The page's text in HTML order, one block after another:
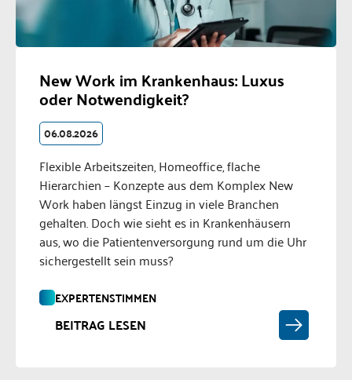
New Work im Krankenhaus: Luxus
oder Notwendigkeit?
06.08.2026
Flexible Arbeitszeiten, Homeoffice, flache
Hierarchien – Konzepte aus dem Komplex New
Work haben längst Einzug in viele Branchen
gehalten. Doch wie sieht es in Krankenhäusern
aus, wo die Patientenversorgung rund um die Uhr
sichergestellt sein muss?
EXPERTENSTIMMEN
BEITRAG LESEN